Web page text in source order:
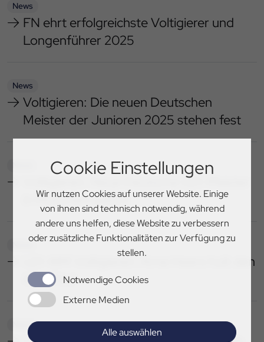
Cookie Einstellungen
Wir nutzen Cookies auf unserer Website. Einige
von ihnen sind technisch notwendig, während
andere uns helfen, diese Website zu verbessern
oder zusätzliche Funktionalitäten zur Verfügung zu
stellen.
Notwendige Cookies
Externe Medien
Alle auswählen
News
FN ehrt erfolgreichste Voltigierer und
Longenführer 2025
News
Voltigieren: Die neuen Deutschen
Meister der Junioren 2025 stehen fest
Voltigieren: Neue Deutsche U21-Meister
in München gekürt
News
U21-WM Voltigieren: Arne Heers holt den
WM-Titel
News